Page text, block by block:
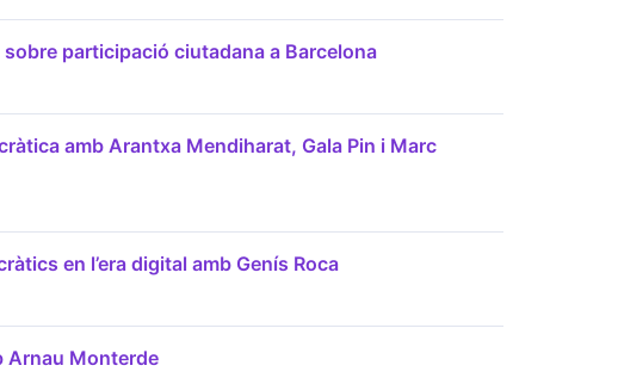
sobre participació ciutadana a Barcelona
amb Arantxa Mendiharat, Gala Pin i Marc
en l’era digital amb Genís Roca
Arnau Monterde